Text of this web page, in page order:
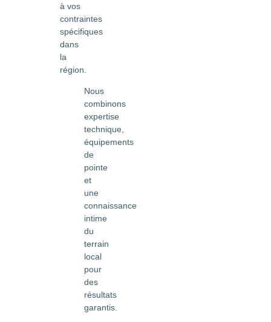
à vos
contraintes
spécifiques
dans
la
région.
Nous
combinons
expertise
technique,
équipements
de
pointe
et
une
connaissance
intime
du
terrain
local
pour
des
résultats
garantis.